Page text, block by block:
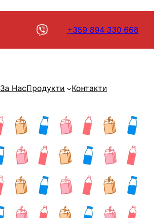
+359 894 330 668
За НасПродукти Контакти